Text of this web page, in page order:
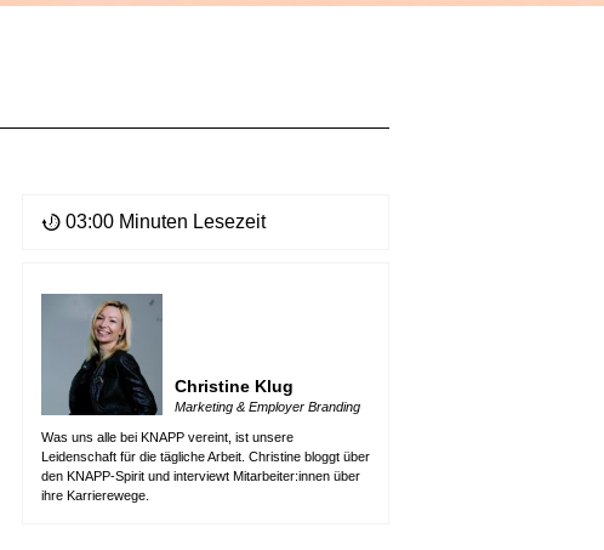
03:00 Minuten Lesezeit
Christine Klug
Marketing & Employer Branding
Was uns alle bei KNAPP vereint, ist unsere
Leidenschaft für die tägliche Arbeit. Christine bloggt über
den KNAPP-Spirit und interviewt Mitarbeiter:innen über
ihre Karrierewege.